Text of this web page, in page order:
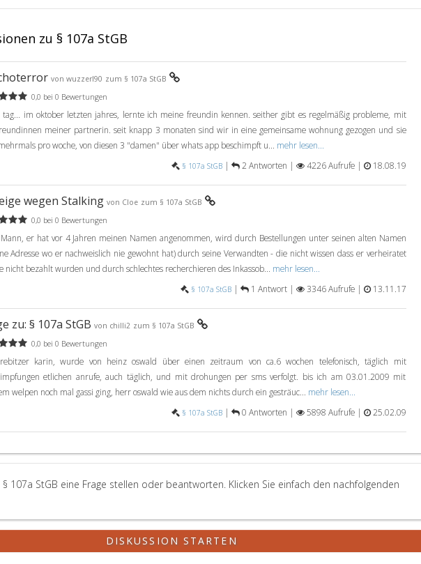
zu § 107a StGB
von wuzzerl90 zum § 107a StGB
0,0 bei 0 Bewertungen
tag... im oktober letzten jahres, lernte ich meine freundin kennen. seither gibt es regelmäßig probleme, mit
meiner partnerin. seit knapp 3 monaten sind wir in eine gemeinsame wohnung gezogen und sie
pro woche, von diesen 3 "damen" über whats app beschimpft u... mehr lesen...
§ 107a StGB| 2 Antworten | 4226 Aufrufe | 18.08.19
wegen Stalking von Cloe zum § 107a StGB
0,0 bei 0 Bewertungen
er hat vor 4 Jahren meinen Namen angenommen, wird durch Bestellungen unter seinen alten Namen
Adresse wo er nachweislich nie gewohnt hat) durch seine Verwandten - die nicht wissen dass er verheiratet
nicht bezahlt wurden und durch schlechtes recherchieren des Inkassob... mehr lesen...
§ 107a StGB| 1 Antwort | 3346 Aufrufe | 13.11.17
zu: § 107a StGB von chilli2 zum § 107a StGB
0,0 bei 0 Bewertungen
karin, wurde von heinz oswald über einen zeitraum von ca.6 wochen telefonisch, täglich mit
etlichen anrufe, auch täglich, und mit drohungen per sms verfolgt. bis ich am 03.01.2009 mit
welpen noch mal gassi ging, herr oswald wie aus dem nichts durch ein gesträuc... mehr lesen...
§ 107a StGB| 0 Antworten | 5898 Aufrufe | 25.02.09
§ 107a StGB eine Frage stellen oder beantworten. Klicken Sie einfach den nachfolgenden
DISKUSSION STARTEN